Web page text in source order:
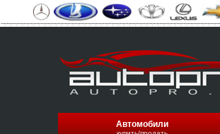
Автомобили